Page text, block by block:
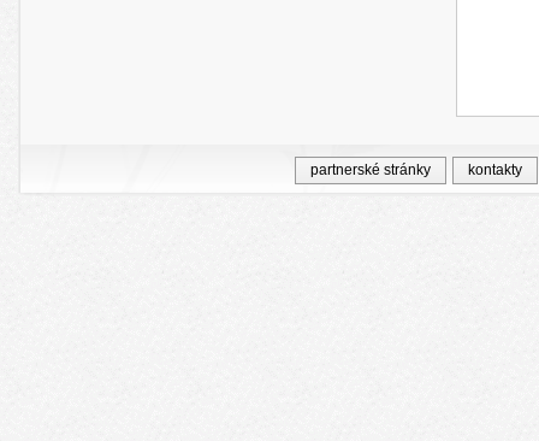
partnerské stránky kontakty